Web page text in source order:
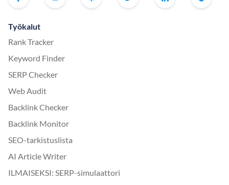
Työkalut
Rank Tracker
Keyword Finder
SERP Checker
Web Audit
Backlink Checker
Backlink Monitor
SEO-tarkistuslista
AI Article Writer
ILMAISEKSI: SERP-simulaattori